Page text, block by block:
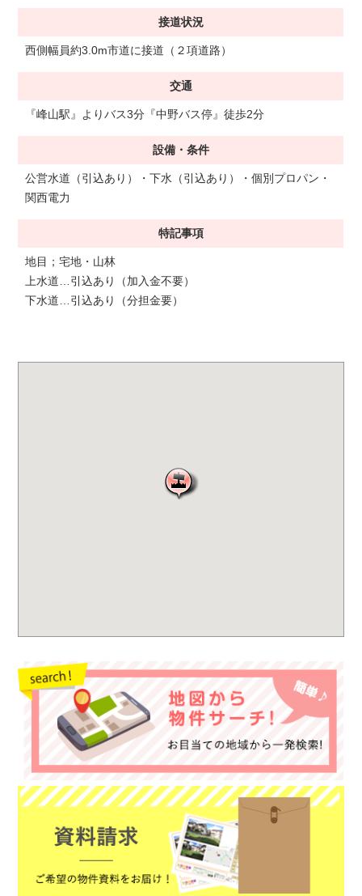
接道状況
西側幅員約3.0m市道に接道（２項道路）
交通
『峰山駅』よりバス3分『中野バス停』徒歩2分
設備・条件
公営水道（引込あり）・下水（引込あり）・個別プロパン・
関西電力
特記事項
地目；宅地・山林
上水道…引込あり（加入金不要）
下水道…引込あり（分担金要）